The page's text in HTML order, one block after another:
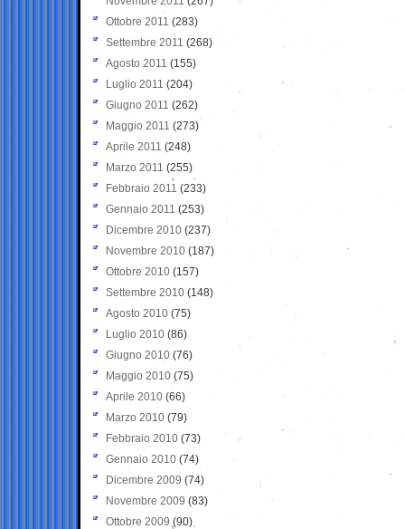
Ottobre 2011 (283)
Settembre 2011 (268)
Agosto 2011 (155)
Luglio 2011 (204)
Giugno 2011 (262)
Maggio 2011 (273)
Aprile 2011 (248)
Marzo 2011 (255)
Febbraio 2011 (233)
Gennaio 2011 (253)
Dicembre 2010 (237)
Novembre 2010 (187)
Ottobre 2010 (157)
Settembre 2010 (148)
Agosto 2010 (75)
Luglio 2010 (86)
Giugno 2010 (76)
Maggio 2010 (75)
Aprile 2010 (66)
Marzo 2010 (79)
Febbraio 2010 (73)
Gennaio 2010 (74)
Dicembre 2009 (74)
Novembre 2009 (83)
Ottobre 2009 (90)